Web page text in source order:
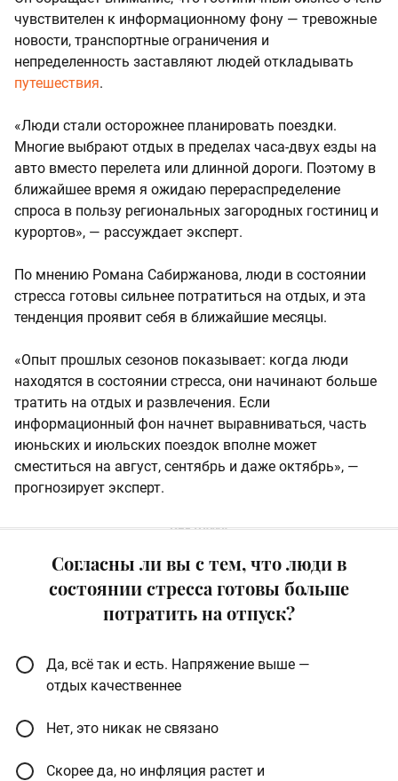
чувствителен к информационному фону — тревожные
новости, транспортные ограничения и
непределенность заставляют людей откладывать
путешествия.
«Люди стали осторожнее планировать поездки.
Многие выбрают отдых в пределах часа-двух езды на
авто вместо перелета или длинной дороги. Поэтому в
ближайшее время я ожидаю перераспределение
спроса в пользу региональных загородных гостиниц и
курортов», — рассуждает эксперт.
По мнению Романа Сабиржанова, люди в состоянии
стресса готовы сильнее потратиться на отдых, и эта
тенденция проявит себя в ближайшие месяцы.
«Опыт прошлых сезонов показывает: когда люди
находятся в состоянии стресса, они начинают больше
тратить на отдых и развлечения. Если
информационный фон начнет выравниваться, часть
июньских и июльских поездок вполне может
сместиться на август, сентябрь и даже октябрь», —
прогнозирует эксперт.
Согласны ли вы с тем, что люди в
состоянии стресса готовы больше
потратить на отпуск?
Да, всё так и есть. Напряжение выше —
отдых качественнее
Нет, это никак не связано
Скорее да, но инфляция растет и